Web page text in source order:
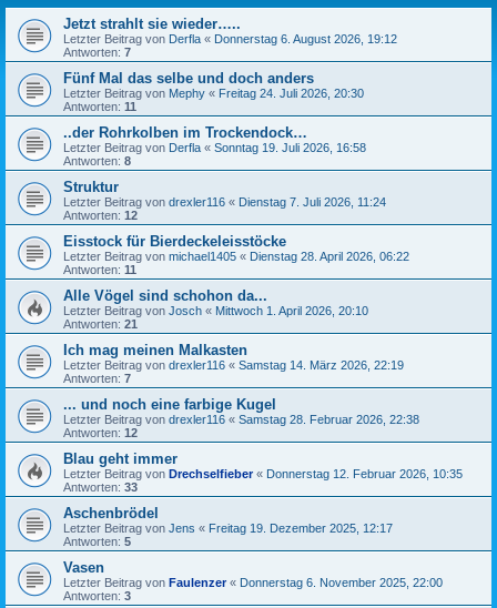
Jetzt strahlt sie wieder…..
Letzter Beitrag von Derfla « Donnerstag 6. August 2026, 19:12
Antworten: 7
Fünf Mal das selbe und doch anders
Letzter Beitrag von Mephy « Freitag 24. Juli 2026, 20:30
Antworten: 11
..der Rohrkolben im Trockendock…
Letzter Beitrag von Derfla « Sonntag 19. Juli 2026, 16:58
Antworten: 8
Struktur
Letzter Beitrag von drexler116 « Dienstag 7. Juli 2026, 11:24
Antworten: 12
Eisstock für Bierdeckeleisstöcke
Letzter Beitrag von michael1405 « Dienstag 28. April 2026, 06:22
Antworten: 11
Alle Vögel sind schohon da...
Letzter Beitrag von Josch « Mittwoch 1. April 2026, 20:10
Antworten: 21
Ich mag meinen Malkasten
Letzter Beitrag von drexler116 « Samstag 14. März 2026, 22:19
Antworten: 7
... und noch eine farbige Kugel
Letzter Beitrag von drexler116 « Samstag 28. Februar 2026, 22:38
Antworten: 12
Blau geht immer
Letzter Beitrag von Drechselfieber« Donnerstag 12. Februar 2026, 10:35
Antworten: 33
Aschenbrödel
Letzter Beitrag von Jens « Freitag 19. Dezember 2025, 12:17
Antworten: 5
Vasen
Letzter Beitrag von Faulenzer« Donnerstag 6. November 2025, 22:00
Antworten: 3